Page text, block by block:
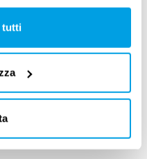
tutti
le nostre
quelle di chi
attingere alla
che gli
dove”.